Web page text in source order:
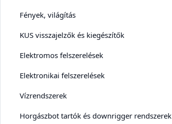
Fények, világítás
KUS visszajelzők és kiegészítők
Elektromos felszerelések
Elektronikai felszerelések
Vízrendszerek
Horgászbot tartók és downrigger rendszerek